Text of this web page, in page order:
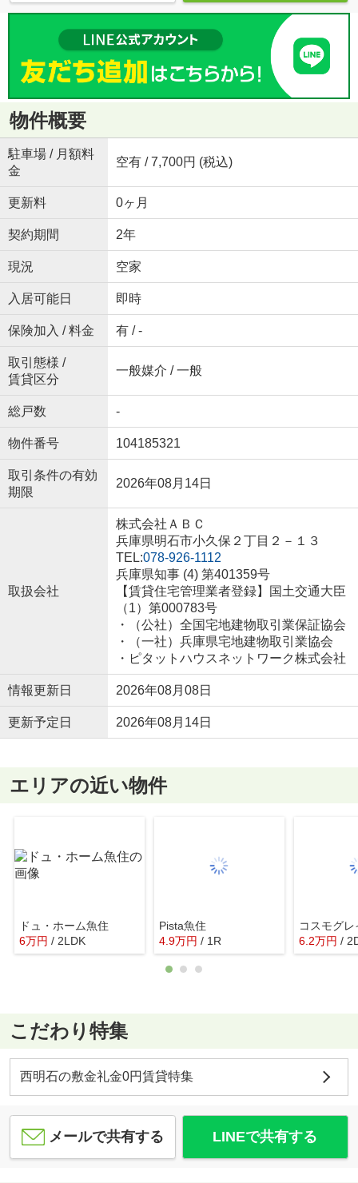
物件概要
駐車場 / 月額料
金
空有 / 7,700円 (税込)
更新料 0ヶ月
契約期間 2年
現況 空家
入居可能日 即時
保険加入 / 料金 有 / -
取引態様 /
賃貸区分
一般媒介 / 一般
総戸数 -
物件番号 104185321
取引条件の有効
期限
2026年08月14日
取扱会社
株式会社ＡＢＣ
兵庫県明石市小久保２丁目２－１３
TEL:078-926-1112
兵庫県知事 (4) 第401359号
【賃貸住宅管理業者登録】国土交通大臣
（1）第000783号
・（公社）全国宅地建物取引業保証協会
・（一社）兵庫県宅地建物取引業協会
・ピタットハウスネットワーク株式会社
情報更新日 2026年08月08日
更新予定日 2026年08月14日
エリアの近い物件
ドュ・ホーム魚住
6万円 / 2LDK
Pista魚住
4.9万円 / 1R
コスモグレ
6.2万円 /
こだわり特集
西明石の敷金礼金0円賃貸特集
メールで共有する LINEで共有する